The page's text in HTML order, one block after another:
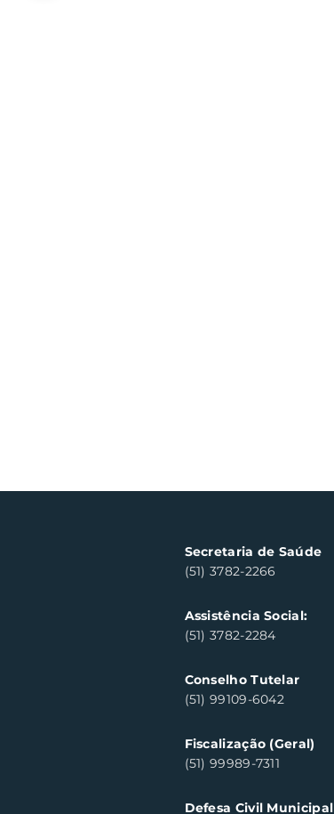
Secretaria de Saúde
(51) 3782-2266
Assistência Social:
(51) 3782-2284
Conselho Tutelar
(51) 99109-6042
Fiscalização (Geral)
(51) 99989-7311
Defesa Civil Municipal